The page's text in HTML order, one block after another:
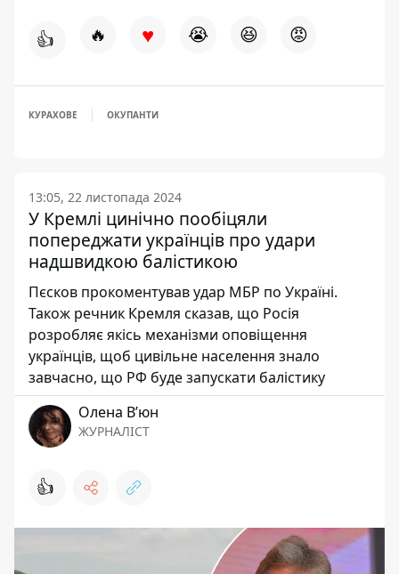
👍 🔥 ♥ 😭 😆 😡
КУРАХОВЕ ОКУПАНТИ
13:05, 22 листопада 2024
У Кремлі цинічно пообіцяли
попереджати українців про удари
надшвидкою балістикою
Пєсков прокоментував удар МБР по Україні.
Також речник Кремля сказав, що Росія
розробляє якісь механізми оповіщення
українців, щоб цивільне населення знало
завчасно, що РФ буде запускати балістику
Олена Вʼюн
ЖУРНАЛІСТ
👍